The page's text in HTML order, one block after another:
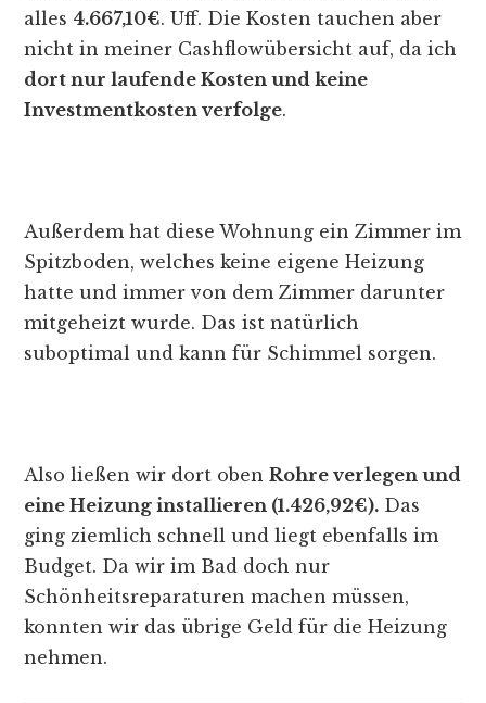
alles 4.667,10€. Uff. Die Kosten tauchen aber
nicht in meiner Cashflowübersicht auf, da ich
dort nur laufende Kosten und keine
Investmentkosten verfolge.
Außerdem hat diese Wohnung ein Zimmer im
Spitzboden, welches keine eigene Heizung
hatte und immer von dem Zimmer darunter
mitgeheizt wurde. Das ist natürlich
suboptimal und kann für Schimmel sorgen.
Also ließen wir dort obenRohre verlegen und
eine Heizung installieren (1.426,92€). Das
ging ziemlich schnell und liegt ebenfalls im
Budget. Da wir im Bad doch nur
Schönheitsreparaturen machen müssen,
konnten wir das übrige Geld für die Heizung
nehmen.